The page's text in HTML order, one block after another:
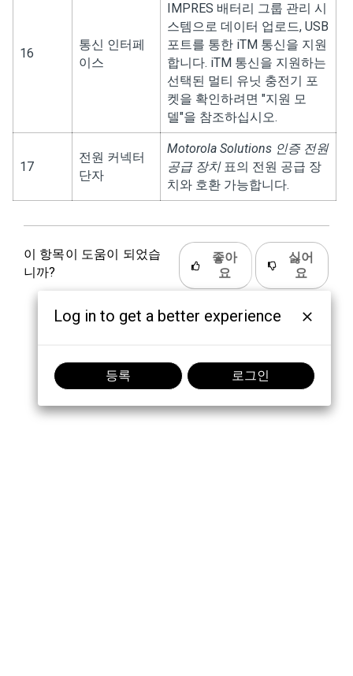
16
통신 인터페
이스
IMPRES 배터리 그룹 관리 시
스템으로 데이터 업로드, USB
포트를 통한 iTM 통신을 지원
합니다. iTM 통신을 지원하는
선택된 멀티 유닛 충전기 포
켓을 확인하려면 "지원 모
델"을 참조하십시오.
17
전원 커넥터
단자
Motorola Solutions 인증 전원
공급 장치표의 전원 공급 장
치와 호환 가능합니다.
이 항목이 도움이 되었습
니까?
좋아
요
싫어
요
Log in to get a better experience
등록 로그인